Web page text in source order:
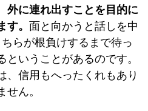
外に連れ出すことを目的に
す。 面と向かうと話しを中
らが根負けするまで待っ
ということがあるのです。
、信用もへったくれもあり
せん。